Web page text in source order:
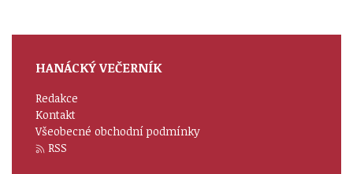
HANÁCKÝ VEČERNÍK
Redakce
Kontakt
Všeobecné obchodní podmínky
RSS